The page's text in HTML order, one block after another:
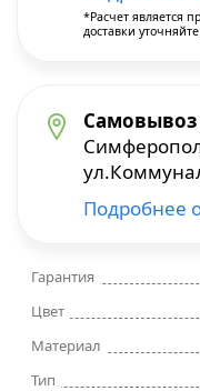
Гарантия
Цвет
Материал
Тип
*Расчет является
доставки
Самовывоз
Подробнее
Строительные фены
Фрезеры
Штроборезы
Шуруповерты и
Электролобзики